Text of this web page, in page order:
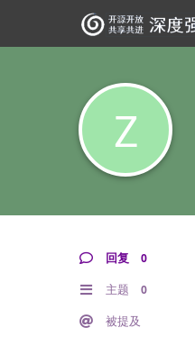
Z
回复 0
主题 0
被提及